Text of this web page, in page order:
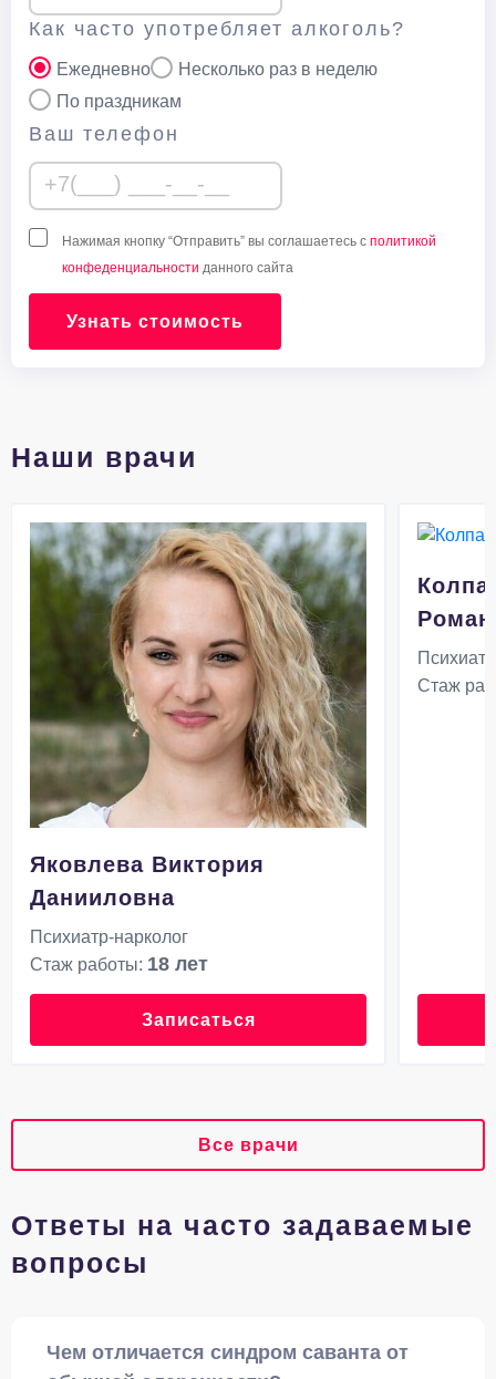
Как часто употребляет алкоголь?
Ежедневно
Несколько раз в неделю
По праздникам
Ваш телефон
Нажимая кнопку “Отправить” вы соглашаетесь с политикой
конфеденциальности данного сайта
Узнать стоимость
Наши врачи
Яковлева Виктория
Данииловна
Психиатр-нарколог
Стаж работы: 18 лет
Записаться
Стаж
Все врачи
Ответы на часто задаваемые
вопросы
Чем отличается синдром саванта от